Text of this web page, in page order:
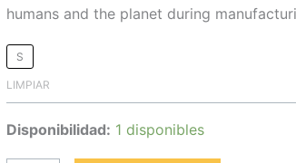
humans and the planet during
S
LIMPIAR
Disponibilidad: 1 disponibles